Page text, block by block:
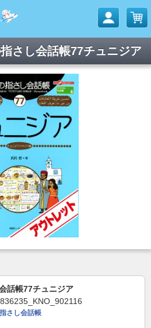
さし会話帳77チュニジア
話帳77チュニジア
指さし会話帳